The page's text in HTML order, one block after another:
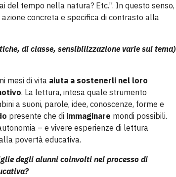
del tempo nella natura? Etc.”. In questo senso,
concreta e specifica di contrasto alla
di classe, sensibilizzazione varie sul tema)
mesi di vita aiuta a sostenerli nel loro
. La lettura, intesa quale strumento
a suoni, parole, idee, conoscenze, forme e
presente che di immaginare mondi possibili.
– e vivere esperienze di lettura
povertà educativa.
degli alunni coinvolti nel processo di